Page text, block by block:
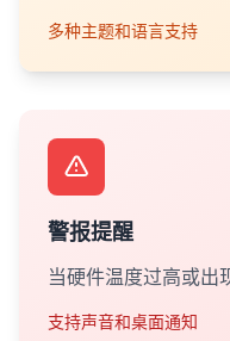
多种主题和语言支持
警报提醒
当硬件温度过高或出
支持声音和桌面通知